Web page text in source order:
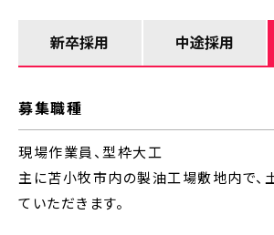
新卒採用 中途採用
募集職種
現場作業員、型枠大工
主に苫小牧市内の製油工場敷地内で、
ていただきます。